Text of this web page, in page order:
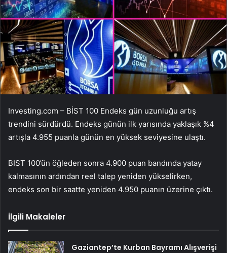
Investing.com – BİST 100 Endeks gün uzunluğu artış
trendini sürdürdü. Endeks günün ilk yarısında yaklaşık %4
artışla 4.955 puanla günün en yüksek seviyesine ulaştı.
BIST 100’ün öğleden sonra 4.900 puan bandında yatay
kalmasının ardından reel talep yeniden yükselirken,
endeks son bir saatte yeniden 4.950 puanın üzerine çıktı.
İlgili Makaleler
Gaziantep’te Kurban Bayramı Alışverişi